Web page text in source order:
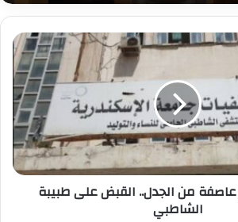
عاصفة من الجدل.. القبض على طبيبة
الشاطبي